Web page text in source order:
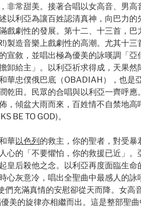
常甜美。接著合唱以女高音、男高
利亞為讓百姓認清真神，向巴力的
劇性的發展。第十二、十三首，巴
製造音樂上戲劇性的高潮。尤其十三
敘，並唱出極為優美的詠嘆調「亞
卸給主」。以利亞祈求得成，天果然
華忠僕俄巴底（OBADIAH），也是
乾田。民眾的合唱與以利亞一齊呼應
，傾盆大雨而來，百姓情不自禁地高
BE TO GOD)。
華以色列 的救主，你的聖者，對受暴
心的「不要懼怕，你的救援已近」。
皇后殺他之念。以利亞再度面臨生命
心灰意冷，唱出全聖曲中最感人的詠
充滿真情的安慰卻從天而降。女高
美的旋律亦相繼而出。這是整部聖